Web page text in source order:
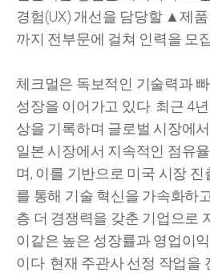
경험(UX) 개선을 담당할 ▲제
까지 전부문에 걸쳐 인력을 모
체크멀은 독보적인 기술력과
성장을 이어가고 있다. 최근 4
상을 기록하며 글로벌 시장에
일본 시장에서 지속적인 점유
며, 이를 기반으로 미국 시장
를 통해 기술 혁신을 가속화하
층 더 경쟁력을 갖춘 기업으로
이같은 높은 성장률과 영업이
이다. 현재 주관사 선정 작업을